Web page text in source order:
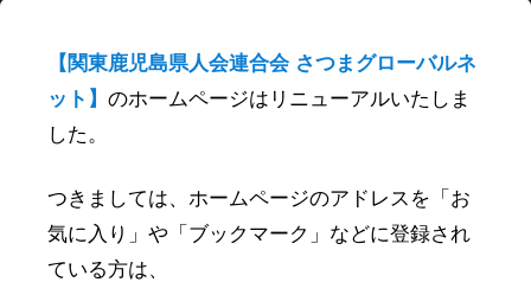
【関東鹿児島県人会連合会 さつまグローバルネ
ット】 のホームページはリニューアルいたしま
した。
つきましては、ホームページのアドレスを「お
気に入り」や「ブックマーク」などに登録され
ている方は、
2019年 単位県人会 開催（予定）
関東鹿児島県人会連合会セミナー
新年賀詞交歓会レポート
1月～4月鹿児島物産展等情報